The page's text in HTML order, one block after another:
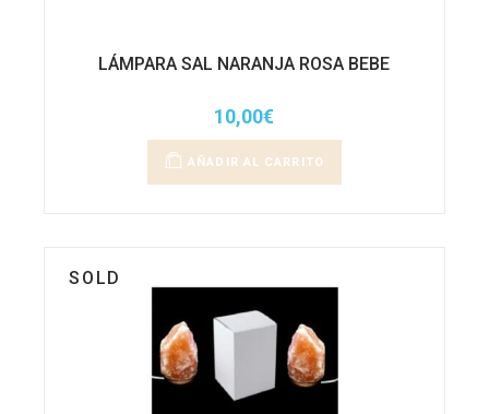
LÁMPARA SAL NARANJA ROSA BEBE
10,00€
AÑADIR AL CARRITO
SOLD